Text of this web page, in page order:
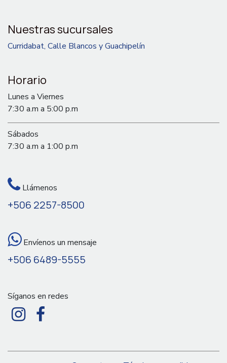
Nuestras sucursales
Curridabat, Calle Blancos y Guachipelín
Horario
Lunes a Viernes
7:30 a.m a 5:00 p.m
Sábados
7:30 a.m a 1:00 p.m
Llámenos
+506 2257-8500
Envíenos un mensaje
+506 6489-5555
Síganos en redes